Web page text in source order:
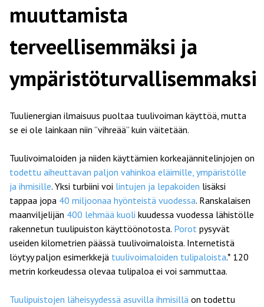
muuttamista
terveellisemmäksi ja
ympäristöturvallisemmaksi
Tuulienergian ilmaisuus puoltaa tuulivoiman käyttöä, mutta
se ei ole lainkaan niin ”vihreää” kuin väitetään.
Tuulivoimaloiden ja niiden käyttämien korkeajännitelinjojen on
todettu aiheuttavan paljon vahinkoa eläimille, ympäristölle
ja ihmisille. Yksi turbiini voi lintujen ja lepakoiden lisäksi
tappaa jopa 40 miljoonaa hyönteistä vuodessa. Ranskalaisen
maanviljelijän 400 lehmää kuoli kuudessa vuodessa lähistölle
rakennetun tuulipuiston käyttöönotosta. Porot pysyvät
useiden kilometrien päässä tuulivoimaloista. Internetistä
löytyy paljon esimerkkejä tuulivoimaloiden tulipaloista.* 120
metrin korkeudessa olevaa tulipaloa ei voi sammuttaa.
Tuulipuistojen läheisyydessä asuvilla ihmisillä on todettu